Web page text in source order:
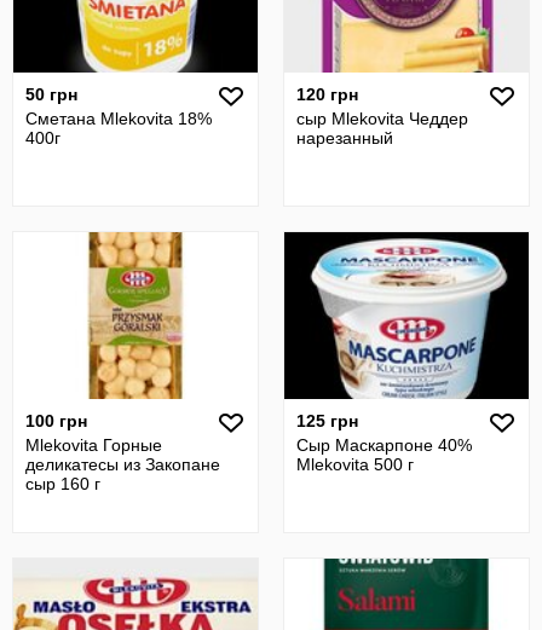
50 грн
Сметана Mlekovita 18%
400г
120 грн
сыр Mlekovita Чеддер
нарезанный
100 грн
Mlekovita Горные
деликатесы из Закопане
сыр 160 г
125 грн
Сыр Маскарпоне 40%
Mlekovita 500 г